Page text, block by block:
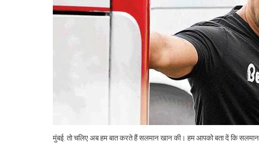
मुंबई. तो चलिए अब हम बात करते हैं सलमान खान की। हम आपको बता दें कि